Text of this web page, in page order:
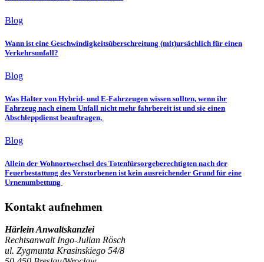
Blog
Wann ist eine Geschwindigkeitsüberschreitung (mit)ursächlich für einen
Verkehrsunfall?
Blog
Was Halter von Hybrid- und E-Fahrzeugen wissen sollten, wenn ihr
Fahrzeug nach einem Unfall nicht mehr fahrbereit ist und sie einen
Abschleppdienst beauftragen,
Blog
Allein der Wohnortwechsel des Totenfürsorgeberechtigten nach der
Feuerbestattung des Verstorbenen ist kein ausreichender Grund für eine
Urnenumbettung
Kontakt aufnehmen
Härlein Anwaltskanzlei
Rechtsanwalt Ingo-Julian Rösch
ul. Zygmunta Krasinskiego 54/8